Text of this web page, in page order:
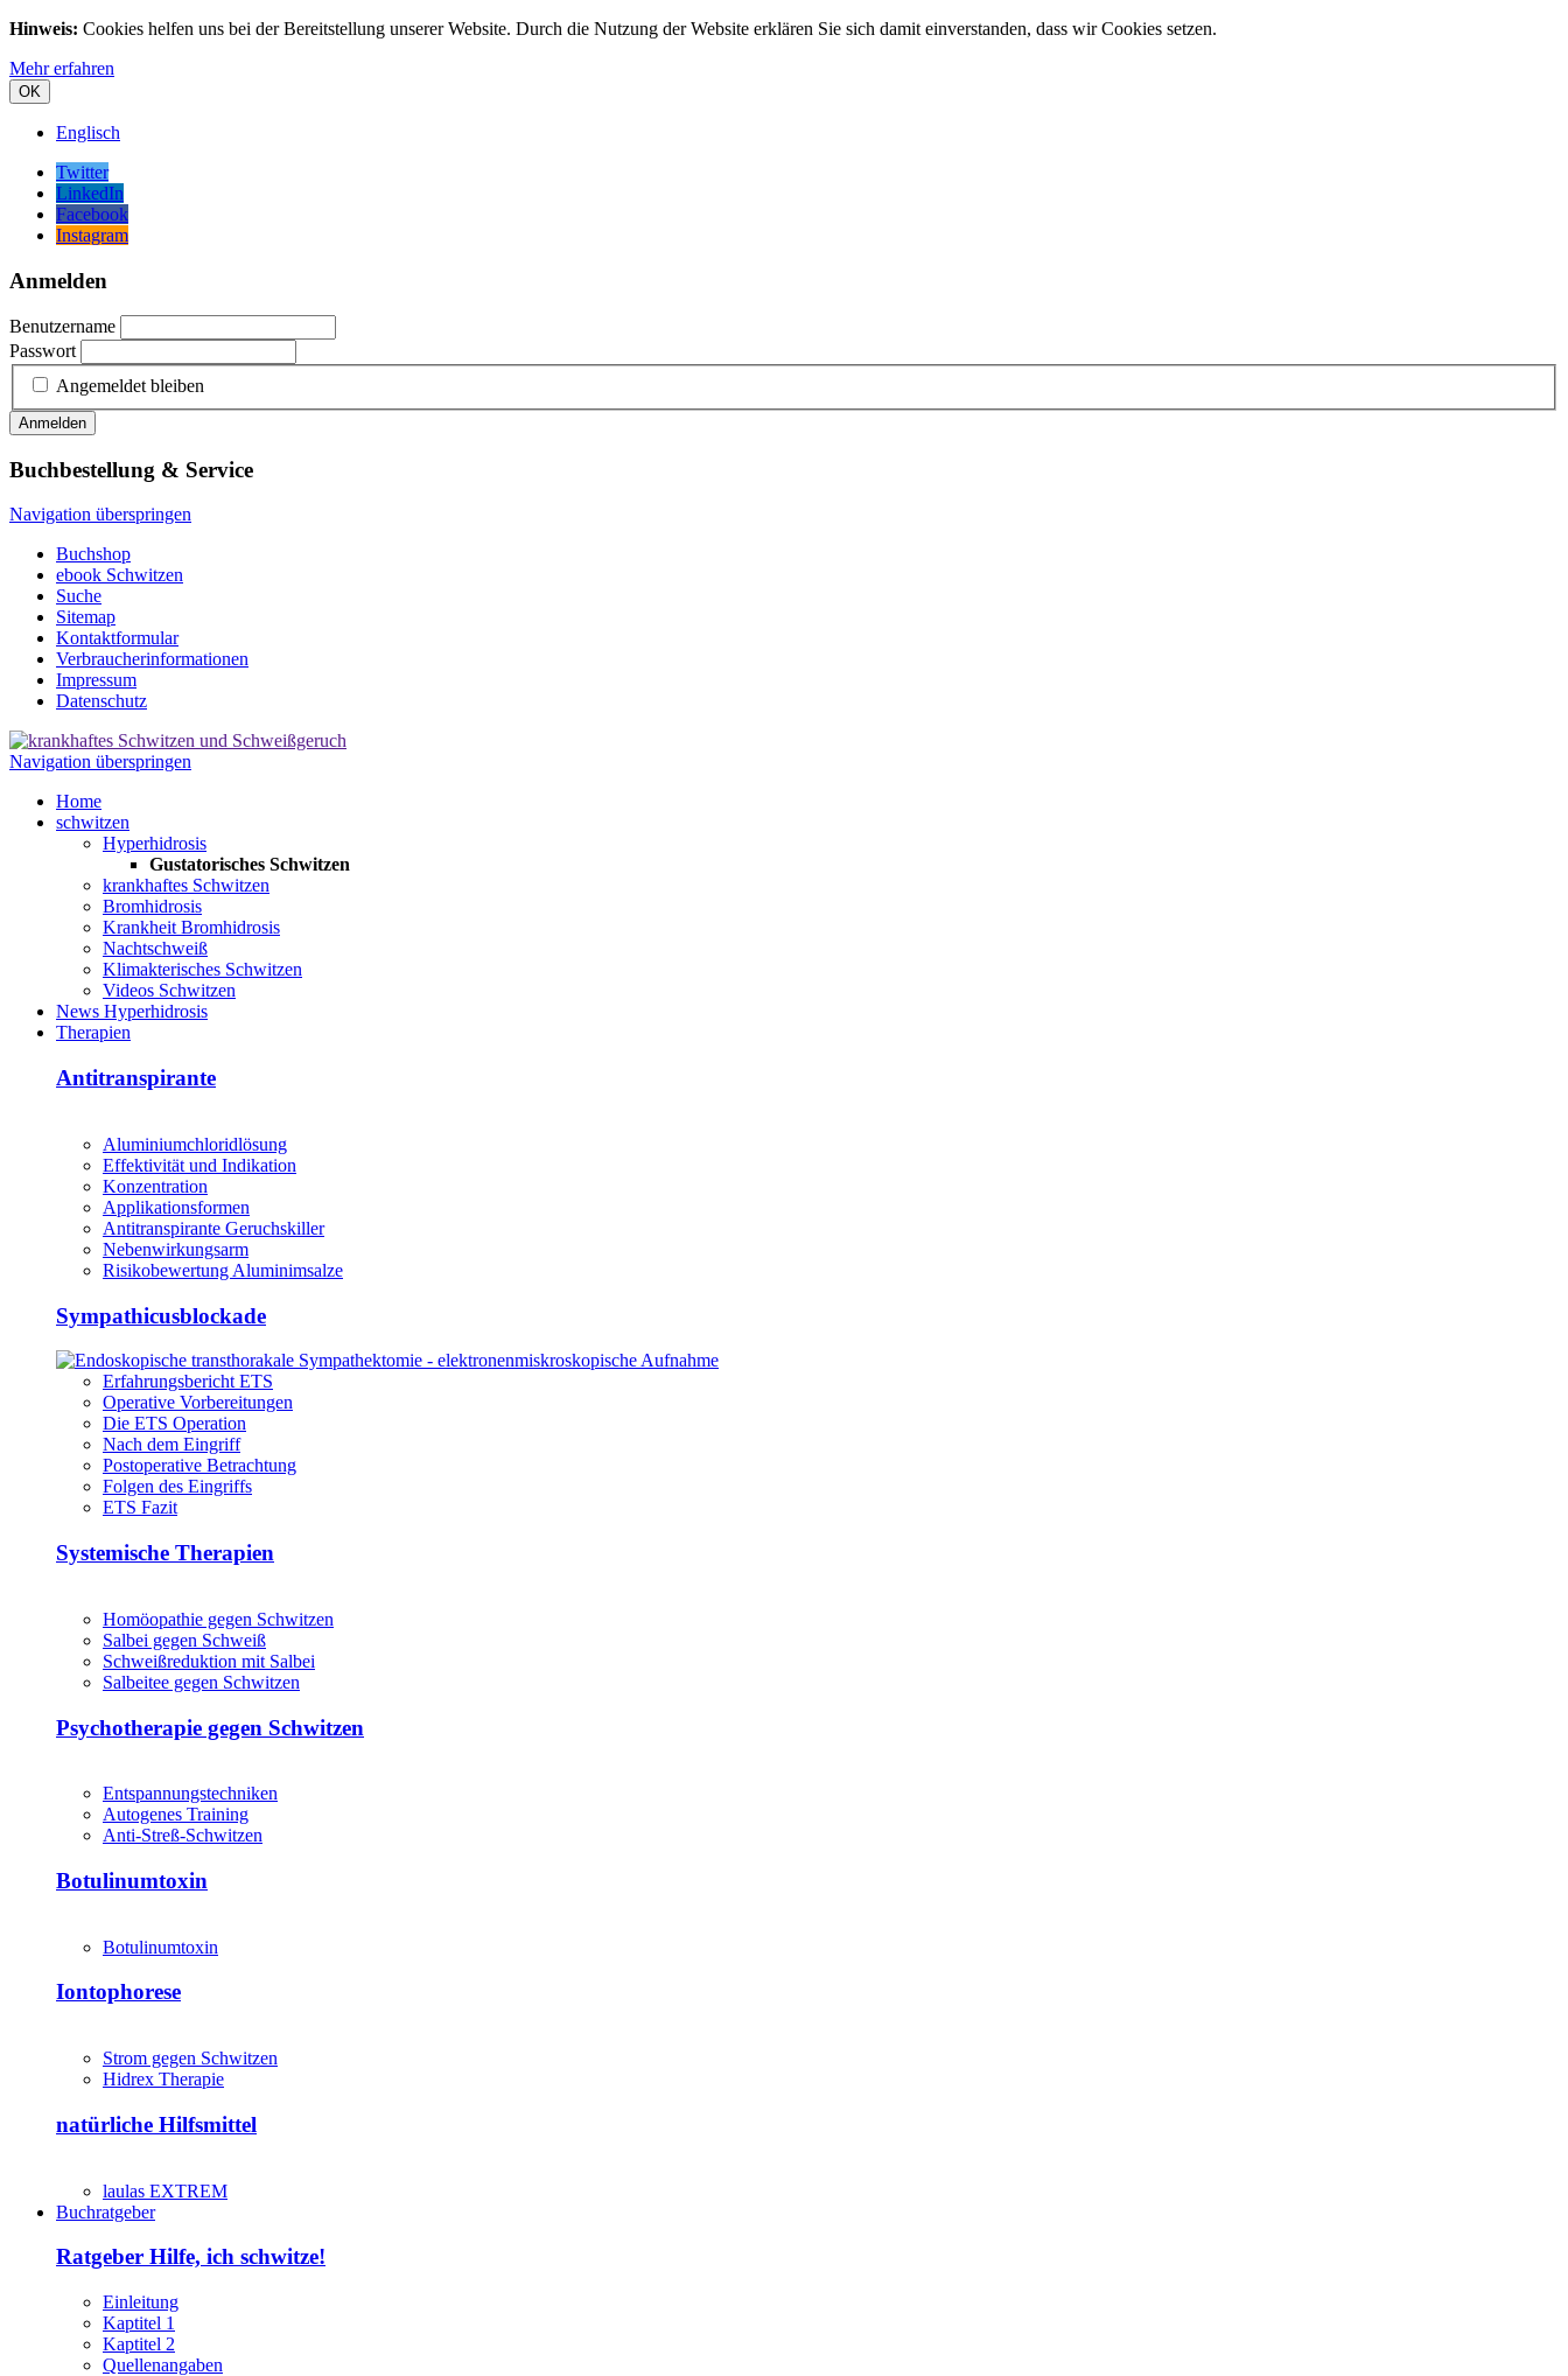
Hinweis: Cookies helfen uns bei der Bereitstellung unserer Website. Durch die Nutzung der Website erklären Sie sich damit einverstanden, dass wir Cookies setzen.
Mehr erfahren
OK
Englisch
Twitter
LinkedIn
Facebook
Instagram
Anmelden
Benutzername
Passwort
Angemeldet bleiben
Anmelden
Buchbestellung & Service
Navigation überspringen
Buchshop
ebook Schwitzen
Suche
Sitemap
Kontaktformular
Verbraucherinformationen
Impressum
Datenschutz
Navigation überspringen
Home
schwitzen
Hyperhidrosis
Gustatorisches Schwitzen
krankhaftes Schwitzen
Bromhidrosis
Krankheit Bromhidrosis
Nachtschweiß
Klimakterisches Schwitzen
Videos Schwitzen
News Hyperhidrosis
Therapien
Antitranspirante
Aluminiumchloridlösung
Effektivität und Indikation
Konzentration
Applikationsformen
Antitranspirante Geruchskiller
Nebenwirkungsarm
Risikobewertung Aluminimsalze
Sympathicusblockade
Erfahrungsbericht ETS
Operative Vorbereitungen
Die ETS Operation
Nach dem Eingriff
Postoperative Betrachtung
Folgen des Eingriffs
ETS Fazit
Systemische Therapien
Homöopathie gegen Schwitzen
Salbei gegen Schweiß
Schweißreduktion mit Salbei
Salbeitee gegen Schwitzen
Psychotherapie gegen Schwitzen
Entspannungstechniken
Autogenes Training
Anti-Streß-Schwitzen
Botulinumtoxin
Botulinumtoxin
Iontophorese
Strom gegen Schwitzen
Hidrex Therapie
natürliche Hilfsmittel
laulas EXTREM
Buchratgeber
Ratgeber Hilfe, ich schwitze!
Einleitung
Kaptitel 1
Kaptitel 2
Quellenangaben